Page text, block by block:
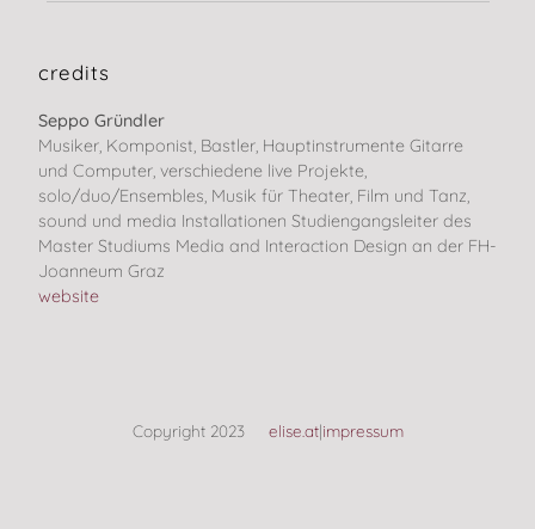
credits
Seppo Gründler
Musiker, Komponist, Bastler, Hauptinstrumente Gitarre
und Computer, verschiedene live Projekte,
solo/duo/Ensembles, Musik für Theater, Film und Tanz,
sound und media Installationen Studiengangsleiter des
Master Studiums Media and Interaction Design an der FH-
Joanneum Graz
website
Copyright 2023 elise.at|impressum